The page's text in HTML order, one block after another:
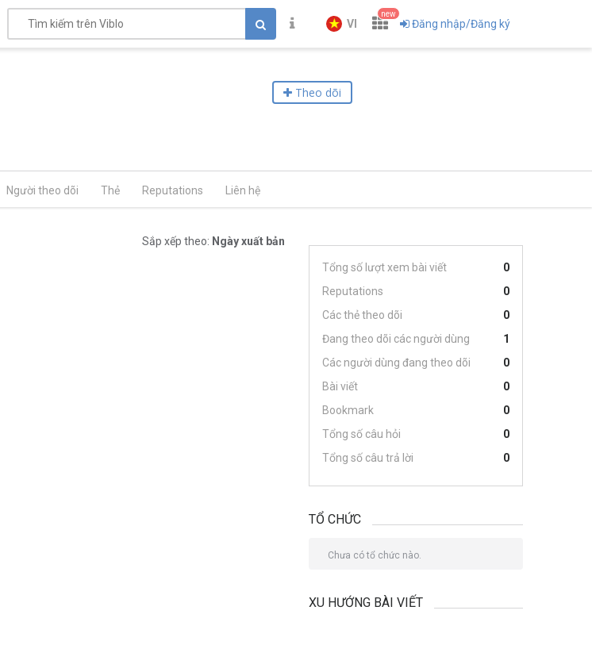
VI
new
Đăng nhập/Đăng ký
Theo dõi
Người theo dõi Thẻ Reputations Liên hệ
Sắp xếp theo: Ngày xuất bản
Tổng số lượt xem bài viết
0
Reputations
0
Các thẻ theo dõi
0
Đang theo dõi các người dùng
1
Các người dùng đang theo dõi
0
Bài viết
0
Bookmark
0
Tổng số câu hỏi
0
Tổng số câu trả lời
0
TỔ CHỨC
Chưa có tổ chức nào.
XU HƯỚNG BÀI VIẾT